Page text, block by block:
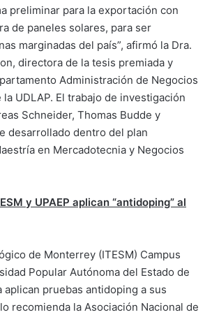
preliminar para la exportación con
de paneles solares, para ser
marginadas del país”, afirmó la Dra.
directora de la tesis premiada y
Administración de Negocios
UDLAP. El trabajo de investigación
Schneider, Thomas Budde y
desarrollado dentro del plan
en Mercadotecnia y Negocios
y UPAEP aplican “antidoping” al
de Monterrey (ITESM) Campus
Popular Autónoma del Estado de
aplican pruebas antidoping a sus
recomienda la Asociación Nacional de